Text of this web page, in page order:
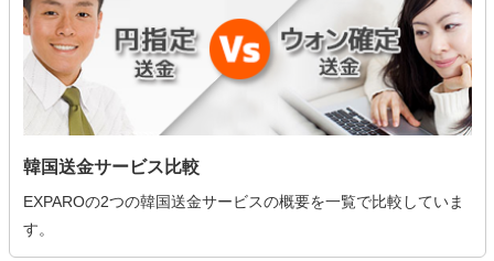
韓国送金サービス比較
EXPAROの2つの韓国送金サービスの概要を一覧で比較していま
す。